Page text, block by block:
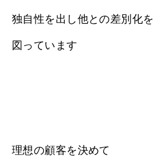
独自性を出し他との差別化を
図っています
理想の顧客を決めて